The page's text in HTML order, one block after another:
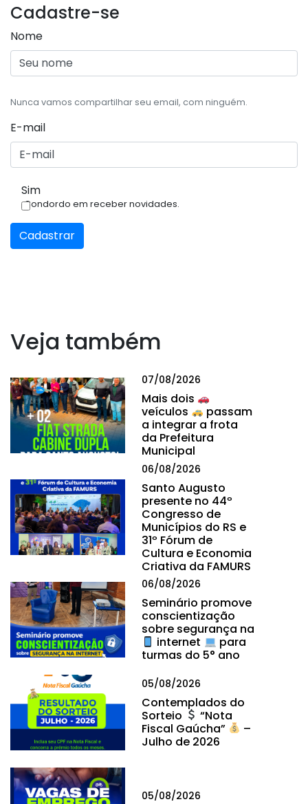
Cadastre-se
Nome
Nunca vamos compartilhar seu email, com ninguém.
E-mail
Sim
Condordo em receber novidades.
Cadastrar
Veja também
07/08/2026
Mais dois
veículos
passam
a integrar a frota
da Prefeitura
Municipal
06/08/2026
Santo Augusto
presente no 44º
Congresso de
Municípios do RS e
31º Fórum de
Cultura e Economia
Criativa da FAMURS
06/08/2026
Seminário promove
conscientização
sobre segurança na
internet
para
turmas do 5° ano
05/08/2026
Contemplados do
Sorteio
“Nota
Fiscal Gaúcha”
–
Julho de 2026
05/08/2026